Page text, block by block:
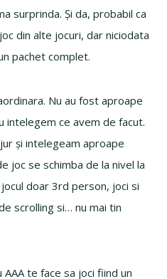
surprinda. Și da, probabil ca
din alte jocuri, dar niciodata
pachet complet.
Nu au fost aproape
intelegem ce avem de facut.
și intelegeam aproape
joc se schimba de la nivel la
doar 3rd person, joci si
scrolling si… nu mai tin
AAA te face sa joci fiind un